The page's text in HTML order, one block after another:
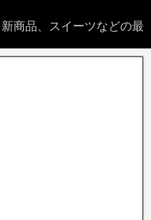
商品、スイーツなどの最